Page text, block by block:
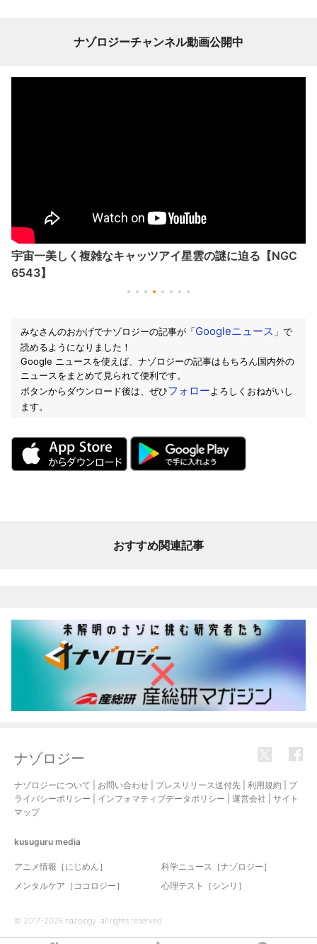
ナゾロジーチャンネル動画公開中
宇宙一美しく複雑なキャッツアイ星雲の謎に迫る【NGC
6543】
みなさんのおかげでナゾロジーの記事が「Googleニュース 」で
読めるようになりました！
Google ニュースを使えば、ナゾロジーの記事はもちろん国内外の
ニュースをまとめて見られて便利です。
ボタンからダウンロード後は、ぜひフォローよろしくおねがいし
ます。
おすすめ関連記事
ナゾロジー
ナゾロジーについて お問い合わせ プレスリリース送付先 利用規約
プ
ライバシーポリシー
インフォマティブデータポリシー 運営会社
サイト
マップ
kusuguru media
アニメ情報［にじめん］
科学ニュース［ナゾロジー］
メンタルケア［ココロジー］
心理テスト［シンリ］
© 2017-2026 nazology. all rights reserved.